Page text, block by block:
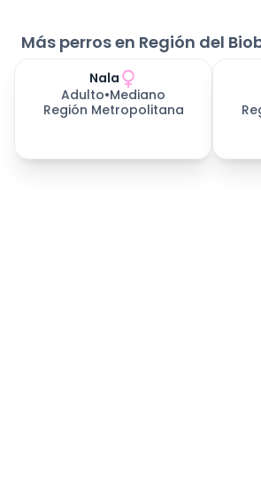
Más perros en Región del
Nala
Adulto•Mediano
Región Metropolitana